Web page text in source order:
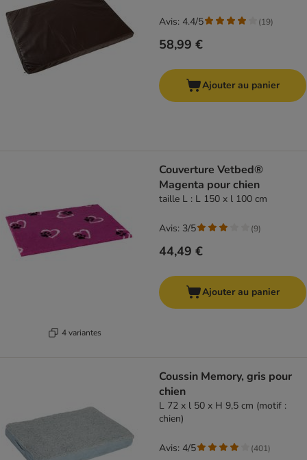
58,99 €
Avis: 4.4/5 (19)
Ajouter au panier
4 variantes
Couverture Vetbed®
Magenta pour chien
taille L : L 150 x l 100 cm
44,49 €
Avis: 3/5 (9)
Ajouter au panier
Coussin Memory, gris pour
chien
L 72 x l 50 x H 9,5 cm (motif :
chien)
Avis: 4/5 (401)